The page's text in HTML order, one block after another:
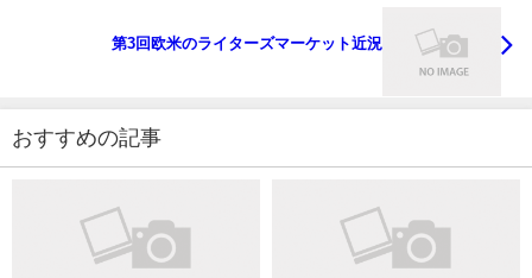
第3回欧米のライターズマーケット近況
おすすめの記事